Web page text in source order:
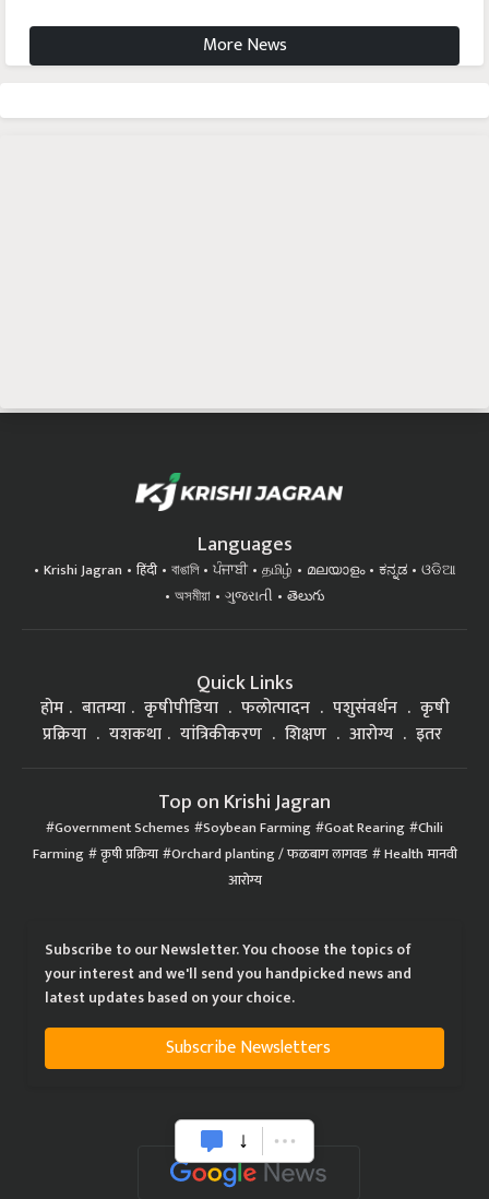
More News
Languages
Krishi Jagran हिंदी বাঙালি ਪੰਜਾਬੀ தமிழ் മലയാളം ಕನ್ನಡ
ଓଡିଆ
অসমীয়া
ગુજરાતી తెలుగు
Quick Links
होम बातम्या कृषीपीडिया फलोत्पादन पशुसंवर्धन
कृषी
प्रक्रिया
यशकथा यांत्रिकीकरण शिक्षण आरोग्य इतर
Top on Krishi Jagran
Government Schemes Soybean Farming Goat Rearing Chili
Farming कृषी प्रक्रिया Orchard planting / फळबाग लागवड Health मानवी
आरोग्य
Subscribe to our Newsletter. You choose the topics of
your interest and we'll send you handpicked news and
latest updates based on your choice.
Subscribe Newsletters